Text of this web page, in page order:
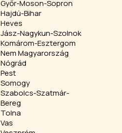
Győr-Moson-Sopron
Hajdú-Bihar
Heves
Jász-Nagykun-Szolnok
Komárom-Esztergom
Nem Magyarország
Nógrád
Pest
Somogy
Szabolcs-Szatmár-
Bereg
Tolna
Vas